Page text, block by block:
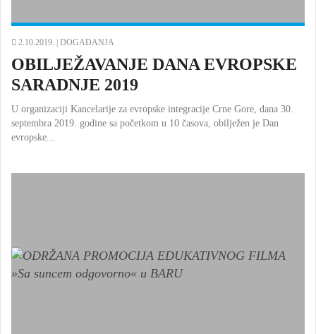
2.10.2019. | DOGAĐANJA
OBILJEŽAVANJE DANA EVROPSKE
SARADNJE 2019
U organizaciji Kancelarije za evropske integracije Crne Gore, dana 30.
septembra 2019. godine sa početkom u 10 časova, obilježen je Dan
evropske...